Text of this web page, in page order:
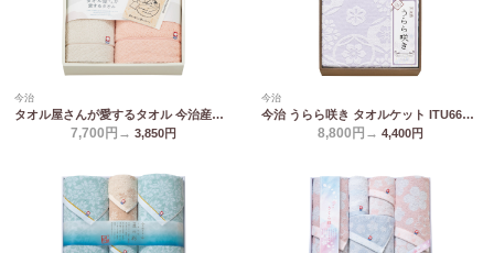
今治
タオル屋さんが愛するタオル 今治産バスタオル&フェイスタオル TA2170
7,700円→ 3,850円
今治
今治 うらら咲き タオルケット ITU66080
8,800円→ 4,400円